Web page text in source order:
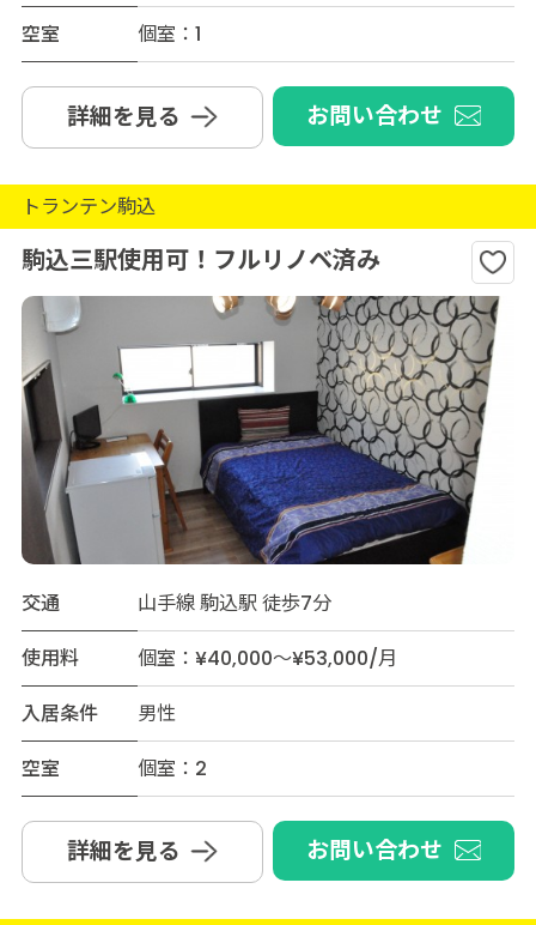
空室
個室：1
詳細を見る お問い合わせ
トランテン駒込
駒込三駅使用可！フルリノベ済み
交通
山手線 駒込駅 徒歩7分
使用料
個室：¥40,000～¥53,000/月
入居条件
男性
空室
個室：2
詳細を見る お問い合わせ